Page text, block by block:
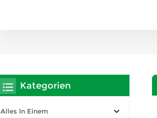
Kategorien
Alles In Einem